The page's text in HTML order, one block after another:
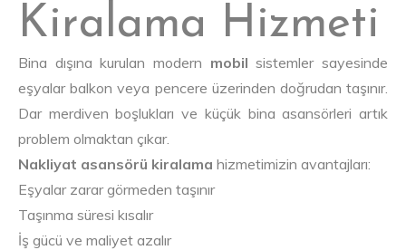
Kiralama Hizmeti
Bina dışına kurulan modern mobilsistemler sayesinde
eşyalar balkon veya pencere üzerinden doğrudan taşınır.
Dar merdiven boşlukları ve küçük bina asansörleri artık
problem olmaktan çıkar.
Nakliyat asansörü kiralama hizmetimizin avantajları:
Eşyalar zarar görmeden taşınır
Taşınma süresi kısalır
İş gücü ve maliyet azalır